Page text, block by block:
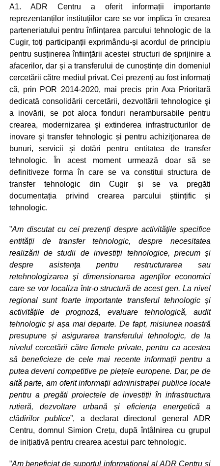
A1. ADR Centru a oferit informații importante
reprezentanților instituțiilor care se vor implica în crearea
parteneriatului pentru înființarea parcului tehnologic de la
Cugir, toți participanții exprimându-și acordul de principiu
pentru susținerea înființării acestei structuri de sprijinire a
afacerilor, dar și a transferului de cunoștințe din domeniul
cercetării către mediul privat. Cei prezenți au fost informați
că, prin POR 2014-2020, mai precis prin Axa Prioritară
dedicată consolidării cercetării, dezvoltării tehnologice şi
a inovării, se pot aloca fonduri nerambursabile pentru
crearea, modernizarea şi extinderea infrastructurilor de
inovare şi transfer tehnologic și pentru achiziţionarea de
bunuri, servicii şi dotări pentru entitatea de transfer
tehnologic. În acest moment urmează doar să se
definitiveze forma în care se va constitui structura de
transfer tehnologic din Cugir și se va pregăti
documentația privind crearea parcului științific și
tehnologic.
”Am discutat cu cei prezenți despre activităţile specifice
entităţii de transfer tehnologic, despre necesitatea
realizării de studii de investiţii tehnologice, precum și
despre asistenţa pentru restructurarea sau
retehnologizarea şi dimensionarea agenţilor economici
care se vor localiza într-o structură de acest gen. La nivel
regional sunt foarte importante transferul tehnologic și
activitățile de prognoză, evaluare tehnologică, audit
tehnologic și așa mai departe. De fapt, misiunea noastră
presupune și asigurarea transferului tehnologic, de la
nivelul cercetării către firmele private, pentru ca acestea
să beneficieze de cele mai recente informații pentru a
putea deveni competitive pe piețele europene. Dar, pe de
altă parte, am oferit informații administrației publice locale
pentru a pregăti proiectele de investiții în infrastructura
rutieră, dezvoltare urbană și eficiența energetică a
clădirilor publice”, a declarat directorul general ADR
Centru, domnul Simion Crețu, după întâlnirea cu grupul
de inițiativă pentru crearea acestui parc tehnologic.
”Am beneficiat de suportul informațional al ADR Centru și